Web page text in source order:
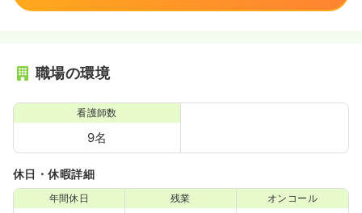
◆トモニン登録企業：親や家族などの介護のために、やむ
を得ず仕事を辞める介護離職が増加しています。介護に直
ている場合も少なくありません。仕事と介護を両立できる
とは、企業の持続的な発展にとって重要な課題となってい
職を未然に防止するため、仕事と介護を両立できる職場環
境の整備促進に取り組むことを示すシンボルマークを作成
し、仕事と介護を両立しやすい職場環境の取組への関心及
職場の環境
看護師数
9名
休日・休暇詳細
年間休日 残業 オンコール